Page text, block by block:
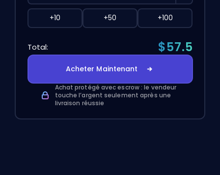
+10 +50 +100
Total: $57.5
Acheter Maintenant
Achat protégé avec escrow : le vendeur
touche l’argent seulement après une
livraison réussie